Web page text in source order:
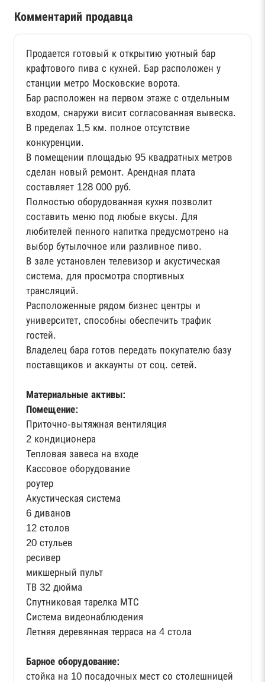
Комментарий продавца
Продается готовый к открытию уютный бар
крафтового пива с кухней. Бар расположен у
станции метро Московские ворота.
Бар расположен на первом этаже с отдельным
входом, снаружи висит согласованная вывеска.
В пределах 1,5 км. полное отсутствие
конкуренции.
В помещении площадью 95 квадратных метров
сделан новый ремонт. Арендная плата
составляет 128 000 руб.
Полностью оборудованная кухня позволит
составить меню под любые вкусы. Для
любителей пенного напитка предусмотрено на
выбор бутылочное или разливное пиво.
В зале установлен телевизор и акустическая
система, для просмотра спортивных
трансляций.
Расположенные рядом бизнес центры и
университет, способны обеспечить трафик
гостей.
Владелец бара готов передать покупателю базу
поставщиков и аккаунты от соц. сетей.
Материальные активы:
Помещение:
Приточно-вытяжная вентиляция
2 кондиционера
Тепловая завеса на входе
Кассовое оборудование
роутер
Акустическая система
6 диванов
12 столов
20 стульев
ресивер
микшерный пульт
ТВ 32 дюйма
Спутниковая тарелка МТС
Система видеонаблюдения
Летняя деревянная терраса на 4 стола
Барное оборудование:
стойка на 10 посадочных мест со столешницей